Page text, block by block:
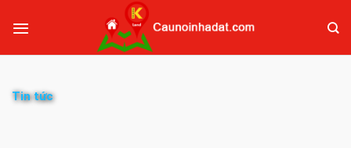
Tin tức